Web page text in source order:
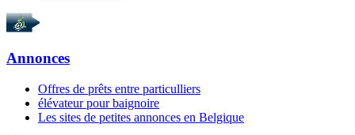
Annonces
Offres de prêts entre particulliers
élévateur pour baignoire
Les sites de petites annonces en Belgique